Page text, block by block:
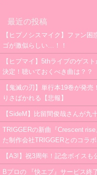
最近の投稿
【ヒプノシスマイク】ファン
ゴが激似らしい…！！
【ヒプマイ】5thライブのゲス
決定！聴いておくべき曲は？？
【鬼滅の刃】単行本19巻が発
りさばかれる【悲報】
【SideM】比留間俊哉さんが九
TRIGGERの新曲『Crescent
た制作会社TRIGGERとのコラ
【A3!】祝3周年！記念ボイス
Bプロの 『快エブ』サービス終